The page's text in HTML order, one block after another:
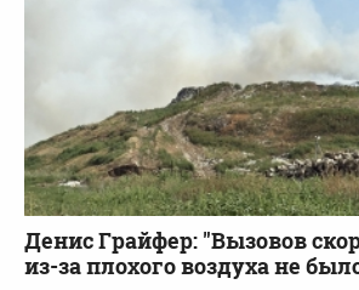
Денис Грайфер: "Вызовов
из-за плохого воздуха не